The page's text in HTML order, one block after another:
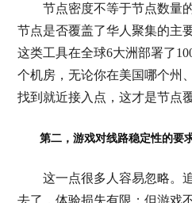
节点密度不等于节点数量
节点是否覆盖了华人聚集的主
这类工具在全球6大洲部署了
个机房，无论你在美国哪个州
找到就近接入点，这才是节点
第二，游戏对线路稳定性的要
这一点很多人容易忽略。